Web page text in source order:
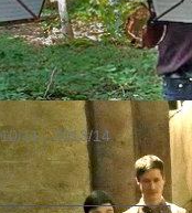
11 - 2013/14